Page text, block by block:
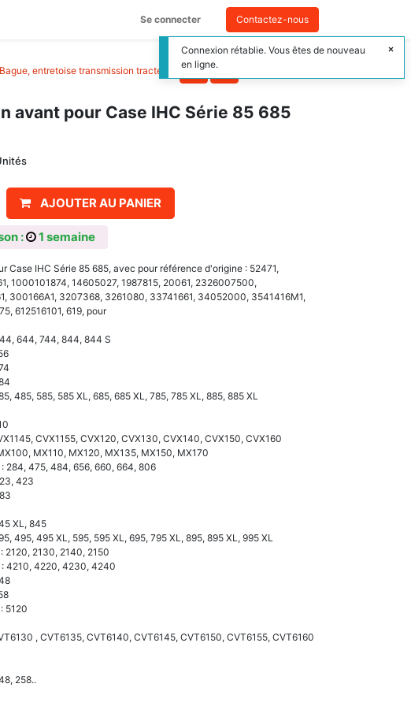
Se connecter Contactez-nous
Bague, entretoise transmission tracteur
avant pour Case IHC Série 85 685
AJOUTER AU PANIER
: 1 semaine
Case IHC Série 85 685, avec pour référence d'origine : 52471,
1000101874, 14605027, 1987815, 20061, 2326007500,
300166A1, 3207368, 3261080, 33741661, 34052000, 3541416M1,
612516101, 619, pour
644, 744, 844, 844 S
485, 585, 585 XL, 685, 685 XL, 785, 785 XL, 885, 885 XL
CVX1155, CVX120, CVX130, CVX140, CVX150, CVX160
MX110, MX120, MX135, MX150, MX170
284, 475, 484, 656, 660, 664, 806
423
XL, 845
495, 495 XL, 595, 595 XL, 695, 795 XL, 895, 895 XL, 995 XL
2120, 2130, 2140, 2150
4210, 4220, 4230, 4240
5120
, CVT6135, CVT6140, CVT6145, CVT6150, CVT6155, CVT6160
258..
Connexion rétablie. Vous êtes de nouveau
en ligne.